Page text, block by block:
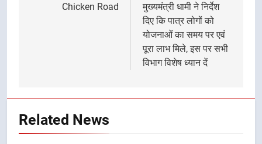
navigation
Chicken Road
मुख्यमंत्री धामी ने निर्देश
दिए कि पात्र लोगों को
योजनाओं का समय पर एवं
पूरा लाभ मिले, इस पर सभी
विभाग विशेष ध्यान दें
Related News